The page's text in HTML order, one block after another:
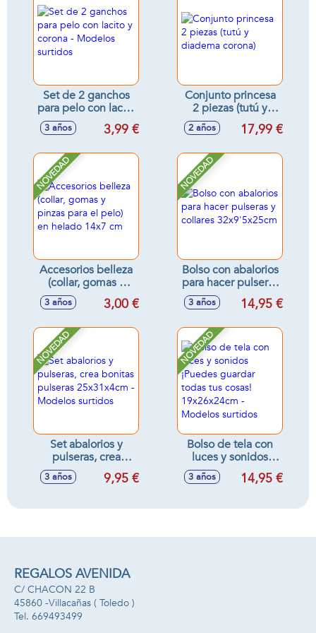
Set de 2 ganchos
para pelo con lacito
y corona - Modelos
surtidos
3 años 3,99 €
Conjunto princesa
2 piezas (tutú y
diadema corona)
2 años 17,99 €
NOVEDAD
Accesorios belleza
(collar, gomas y
pinzas para el pelo)
en helado 14x7 cm
3 años 3,00 €
NOVEDAD
Bolso con abalorios
para hacer pulseras
y collares
32x9'5x25cm
3 años 14,95 €
NOVEDAD
Set abalorios y
pulseras, crea
bonitas pulseras
25x31x4cm -
3 años 9,95 €
NOVEDAD
Bolso de tela con
luces y sonidos
¡Puedes guardar
todas tus cosas!
Modelos surtidos
3 años 14,95 €
REGALOS AVENIDA
C/ CHACON 22 B
45860 -Villacañas ( Toledo )
669493499